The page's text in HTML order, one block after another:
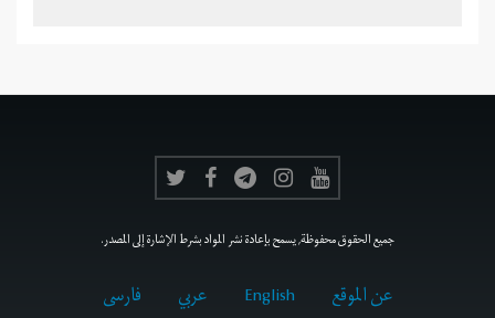
جميع الحقوق محفوظة, يسمح بإعادة نشر المواد بشرط الإشارة إلى المصدر.
عن الموقع English عربي فارسى